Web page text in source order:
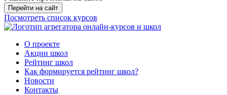
Перейти на сайт
Посмотреть список курсов
О проекте
Акции школ
Рейтинг школ
Как формируется рейтинг школ?
Новости
Контакты